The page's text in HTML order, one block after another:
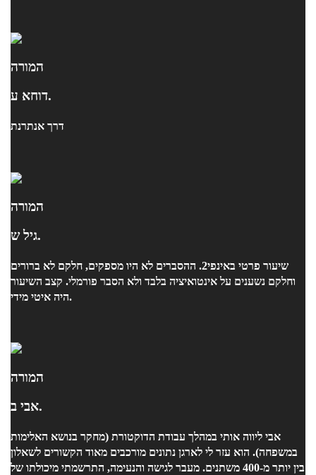
המורה
דוחא ע.
דרך אנתרנת
המורה
גיל ש.
שיעור פרטי באינפי2. ההסברים לא היו מספקים, חלקם לא ברורים
וחלקם נשענים על אינטואיציה בלבד ולא הסבר פורמלי. קצב השיעור
היה איטי מידי.
המורה
אבי ב.
אבי ליווה אותי במהלך עבודת הדוקטורת (מחקר בנושא האלימות
במשפחה). הוא עזר לי לארגן נתונים מורכבים מאוד הקשורים לשאלון
בין יותר מ-400 משתנים. מעבר לגישה והנעימה, התרשמתי מיכולתו של